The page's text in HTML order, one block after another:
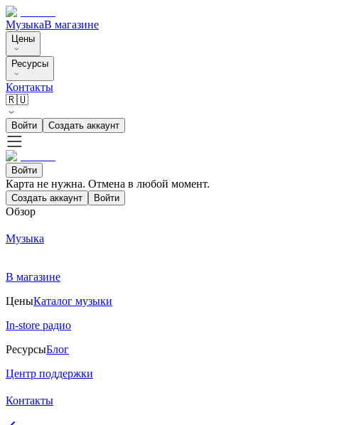
МузыкаВ магазине
Цены
Ресурсы
Контакты
🇷🇺
Войти Создать аккаунт
Войти
Карта не нужна. Отмена в любой момент.
Создать аккаунт Войти
Обзор
Музыка
В магазине
ЦеныКаталог музыки
In-store радио
РесурсыБлог
Центр поддержки
Контакты